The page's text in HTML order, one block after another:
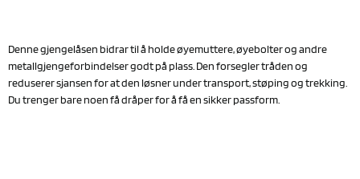
Denne gjengelåsen bidrar til å holde øyemuttere, øyebolter og andre
metallgjengeforbindelser godt på plass. Den forsegler tråden og
reduserer sjansen for at den løsner under transport, støping og trekking.
Du trenger bare noen få dråper for å få en sikker passform.